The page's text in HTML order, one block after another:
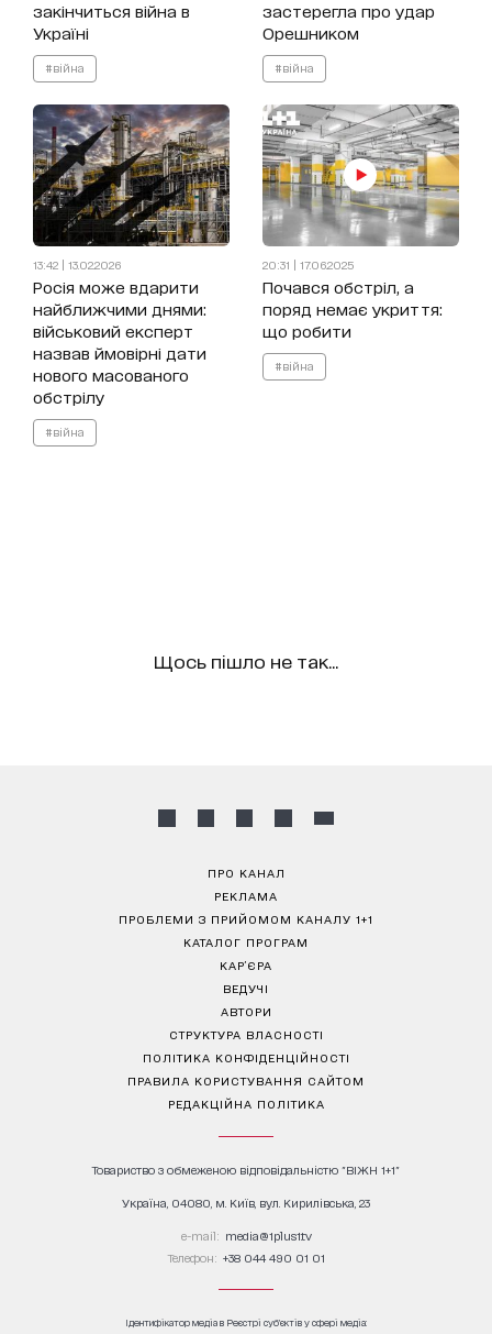
закінчиться війна в
Україні
#війна
застерегла про удар
Орешником
#війна
13:42 | 13.02.2026
Росія може вдарити
найближчими днями:
військовий експерт
назвав ймовірні дати
нового масованого
обстрілу
#війна
20:31 | 17.06.2025
Почався обстріл, а
поряд немає укриття:
що робити
#війна
Щось пішло не так...
ПРО КАНАЛ
РЕКЛАМА
ПРОБЛЕМИ З ПРИЙОМОМ КАНАЛУ 1+1
КАТАЛОГ ПРОГРАМ
КАР’ЄРА
ВЕДУЧІ
АВТОРИ
СТРУКТУРА ВЛАСНОСТІ
ПОЛІТИКА КОНФІДЕНЦІЙНОСТІ
ПРАВИЛА КОРИСТУВАННЯ САЙТОМ
РЕДАКЦІЙНА ПОЛІТИКА
Товариство з обмеженою відповідальністю "ВІЖН 1+1"
Україна, 04080, м. Київ, вул. Кирилівська, 23
е-mail: media@1plus1.tv
Телефон: +38 044 490 01 01
Ідентифікатор медіа в Реєстрі суб’єктів у сфері медіа: